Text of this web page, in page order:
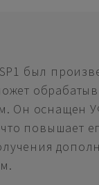
был
Он оснащен
повышает